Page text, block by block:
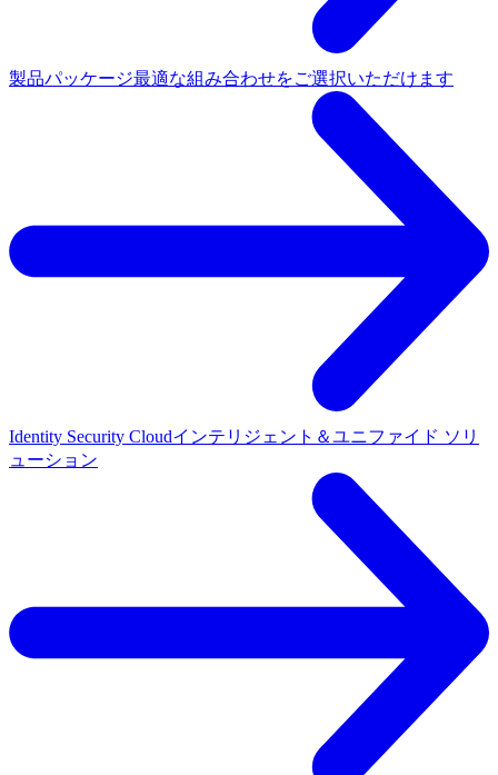
製品パッケージ最適な組み合わせをご選択いただけます
Identity Security Cloudインテリジェント＆ユニファイド ソリ
ューション